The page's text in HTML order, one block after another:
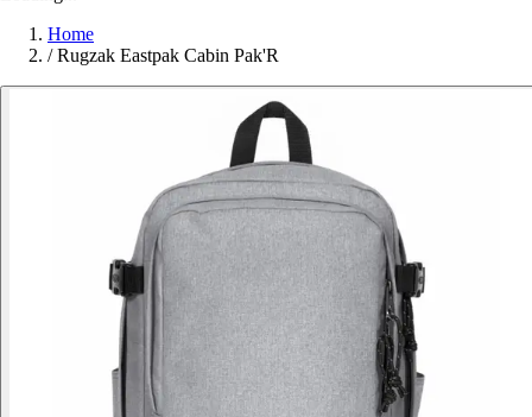
Home
/ Rugzak Eastpak Cabin Pak'R